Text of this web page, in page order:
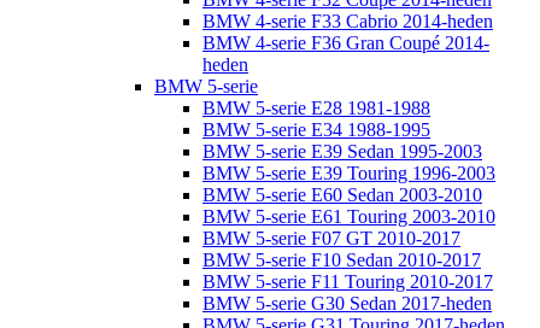
BMW 4-serie F33 Cabrio 2014-heden
BMW 4-serie F36 Gran Coupé 2014-
heden
BMW 5-serie
BMW 5-serie E28 1981-1988
BMW 5-serie E34 1988-1995
BMW 5-serie E39 Sedan 1995-2003
BMW 5-serie E39 Touring 1996-2003
BMW 5-serie E60 Sedan 2003-2010
BMW 5-serie E61 Touring 2003-2010
BMW 5-serie F07 GT 2010-2017
BMW 5-serie F10 Sedan 2010-2017
BMW 5-serie F11 Touring 2010-2017
BMW 5-serie G30 Sedan 2017-heden